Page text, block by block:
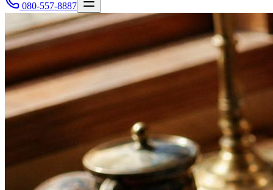
080-557-8887